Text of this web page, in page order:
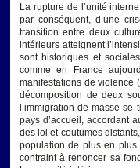
La rupture de l’unité
par conséquent, d’une
transition entre deux
intérieurs atteignent
sont historiques et
comme en France
manifestations de violence
décomposition de deux
l’immigration de masse se
pays d’accueil, accordant
des loi et coutumes
population de plus en plus
contraint à renoncer sa